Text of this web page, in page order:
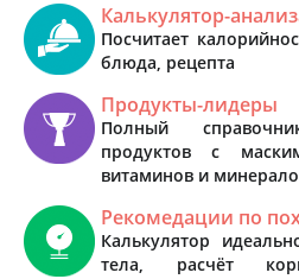
Калькулятор-
Посчитает
блюда, рецепта
Продукты-лидеры
Полный
продуктов с
витаминов и
Рекомедации по
Калькулятор
тела, расчёт